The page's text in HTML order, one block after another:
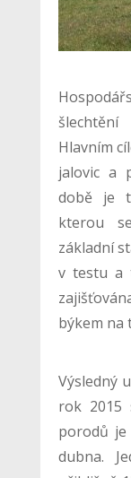
Hlavním
jalovic a
době je
kterou
základní
v testu a
býkem na
Výsledný
rok 2015
porodů
dubna.